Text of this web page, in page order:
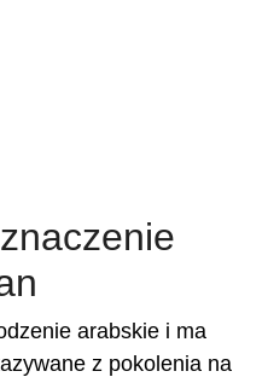
arabskie i ma
z pokolenia na